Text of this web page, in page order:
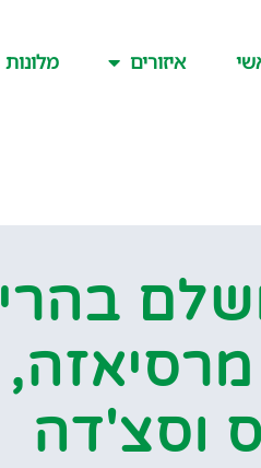
איזורים מלונות
בהרי
מרסיאזה,
וסצ'דה